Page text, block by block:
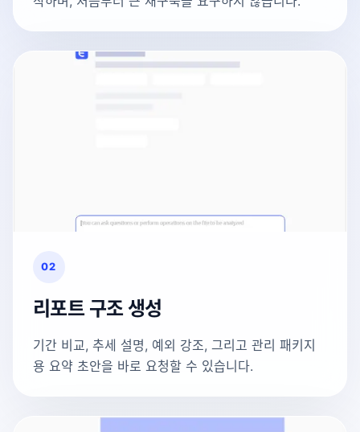
02
리포트 구조 생성
기간 비교, 추세 설명, 예외 강조, 그리고 관리 패키지
용 요약 초안을 바로 요청할 수 있습니다.